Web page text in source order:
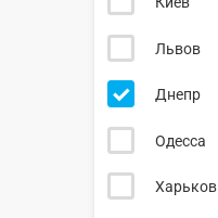
Львов
Днепр
Одесса
Харьков